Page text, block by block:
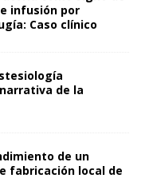
infusión por
Caso clínico
de la
de un
fabricación local de